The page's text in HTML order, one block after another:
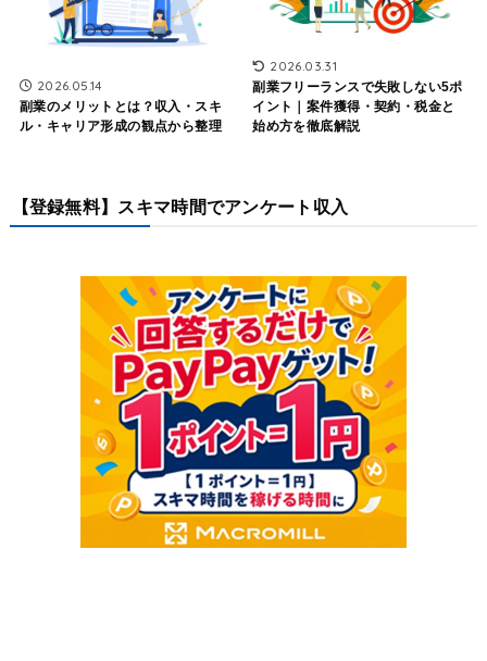
2026.05.14
副業のメリットとは？収入・スキ
ル・キャリア形成の観点から整理
2026.03.31
副業フリーランスで失敗しない5ポ
イント｜案件獲得・契約・税金と
始め方を徹底解説
【登録無料】スキマ時間でアンケート収入